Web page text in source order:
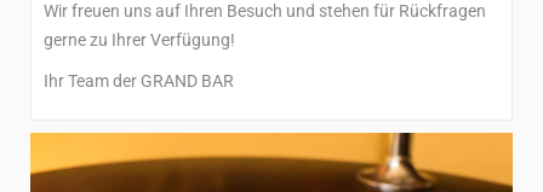
Wir freuen uns auf Ihren Besuch und stehen für Rückfragen
gerne zu Ihrer Verfügung!
Ihr Team der GRAND BAR